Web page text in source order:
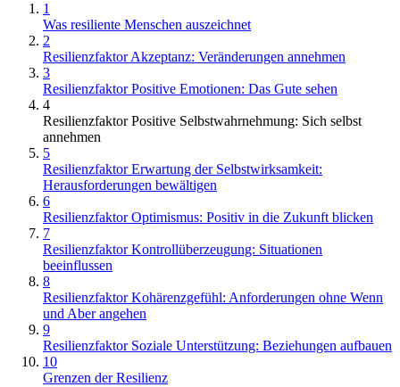
1
Was resiliente Menschen auszeichnet
2
Resilienzfaktor Akzeptanz: Veränderungen annehmen
3
Resilienzfaktor Positive Emotionen: Das Gute sehen
4
Resilienzfaktor Positive Selbstwahrnehmung: Sich selbst
annehmen
5
Resilienzfaktor Erwartung der Selbstwirksamkeit:
Herausforderungen bewältigen
6
Resilienzfaktor Optimismus: Positiv in die Zukunft blicken
7
Resilienzfaktor Kontrollüberzeugung: Situationen
beeinflussen
8
Resilienzfaktor Kohärenzgefühl: Anforderungen ohne Wenn
und Aber angehen
9
Resilienzfaktor Soziale Unterstützung: Beziehungen aufbauen
10
Grenzen der Resilienz